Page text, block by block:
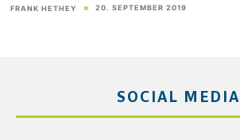
FRANK HETHEY 20. SEPTEMBER 2019
SOCIAL MEDIA